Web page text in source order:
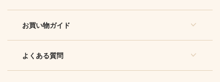
お買い物ガイド
よくある質問